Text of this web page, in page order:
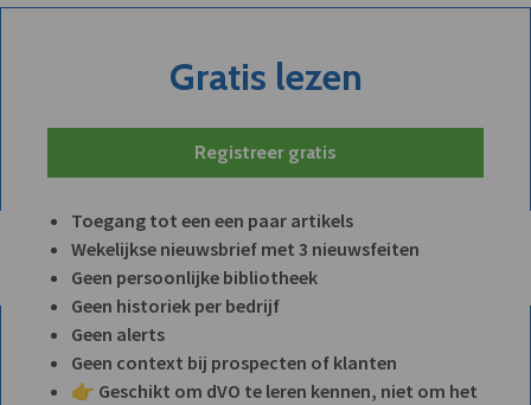
Gratis lezen
Registreer gratis
Toegang tot een een paar artikels
Wekelijkse nieuwsbrief met 3 nieuwsfeiten
Geen persoonlijke bibliotheek
Geen historiek per bedrijf
Geen alerts
Geen context bij prospecten of klanten
👉 Geschikt om dVO te leren kennen, niet om het